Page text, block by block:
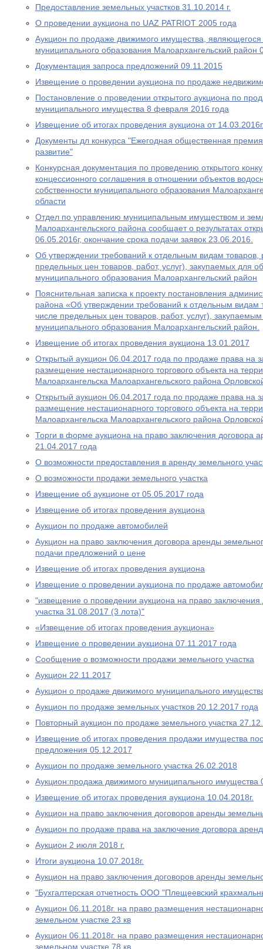
Предоставление земельных участков 31.10.2014 г.
О проведении аукциона по UAZ PATRIOT 2005 года
Аукцион по продаже движимого имущества, являющегося
муниципального образования Малоархангельский район
Документация запроса предложений 09.11.2015
Извещение о проведении аукциона по продаже
Постановление о проведении открытого аукциона по
муниципального имущества 8 февраля 2016 года
Извещение об итогах проведения аукциона от
Документы дл конкурса "Ежегодная общественная
развитие"
Конкурсная документация по проведению открытого
концессионного соглашения в отношении объектов
собственности муниципального образования
области
Отдел по управлению муниципальным имуществом и
Малоархангельского района сообщает о результатах
06.05.2016г, окончание срока подачи заявок 23.06.2016.
Об утверждении требований к отдельным видам товаров,
предельных цен товаров, работ, услуг), закупаемых для
муниципального образования Малоархангельский район
Пояснительная записка к проекту постановления
района «Об утверждении требований к отдельным видам
числе предельных цен товаров, работ, услуг),
муниципального образования Малоархангельский район.
Извещение об итогах проведения аукциона 13.01.2017
Открытый аукцион 06.04.2017 года по продаже права на
размещение нестационарного торгового объекта на
Малоархангельска Малоархангельского района
Открытый аукцион 06.04.2017 года по продаже права на
размещение нестационарного торгового объекта на
Малоархангельска Малоархангельского района
Торги в форме аукциона на право заключения договора
21.04.2017 года
О возможности предоставления в аренду земельного
О возможности продажи земельного участка
Извещение об аукционе от 05.05.2017 года
Извещение об итогах проведения аукциона
Аукцион по продаже автомобилей
Аукцион на право заключения договора аренды
подачи предложений о цене
Извещение об итогах проведения аукциона
Извещение о проведении аукциона по продаже
"извещение о проведении аукциона на право
участка 31.08.2017 (3 лота)"
«Извещение об итогах проведения аукциона»
Извещение о проведении аукциона 07.11.2017 года
Сообщение о возможности продажи земельного участка
Аукцион 22.11.2017
Аукцион о продаже движимого муниципального
Аукцион по продаже земельных участков 20.12.2017 года
Повторный аукцион по продаже земельного участка
Извещение об итогах проведения продажи имущества
предложения 05.12.2017
Аукцион по продаже земельного участка 26.02.2018
Аукцион:продажа движимого муниципального имущества
Извещение об итогах проведения аукциона 10.04.2018г.
Аукцион на право заключения договоров аренды
Аукцион по продаже права на заключение договора
Аукцион 2 июля 2018 г.
Итоги аукциона 10.07.2018г.
Аукцион на право заключения договоров аренды
"Бухгалтерская отчетность ООО "Плещеевский
Аукцион 06.11.2018г. на право размещения
земельном участке 23 кв
Аукцион 06.11.2018г. на право размещения
земельном участке 78 кв